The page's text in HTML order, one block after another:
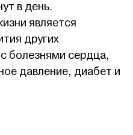
в день.
является
других
болезнями сердца,
давление, диабет и